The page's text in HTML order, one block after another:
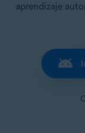
aprendizaje